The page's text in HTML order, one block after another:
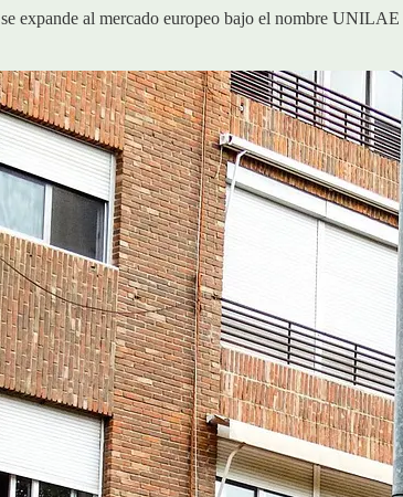
se expande al mercado europeo bajo el nombre UNILAE